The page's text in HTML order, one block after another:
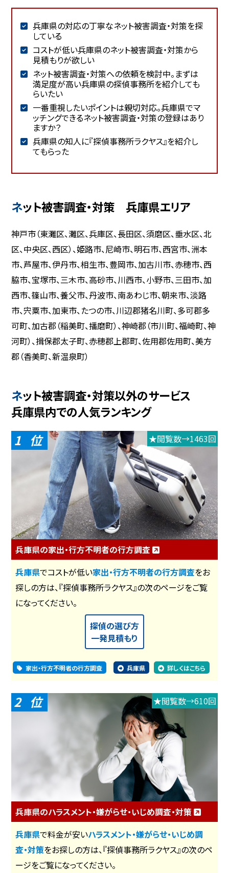
兵庫県の対応の丁寧なネット被害調査・対策を探
している
コストが低い兵庫県のネット被害調査・対策から
見積もりが欲しい
ネット被害調査・対策への依頼を検討中。まずは
満足度が高い兵庫県の探偵事務所を紹介しても
らいたい
一番重視したいポイントは親切対応。兵庫県でマ
ッチングできるネット被害調査・対策の登録はあり
ますか？
兵庫県の知人に『探偵事務所ラクヤス』を紹介し
てもらった
ネット被害調査・対策 兵庫県エリア
神戸市（東灘区、灘区、兵庫区、長田区、須磨区、垂水区、北
区、中央区、西区）、姫路市、尼崎市、明石市、西宮市、洲本
市、芦屋市、伊丹市、相生市、豊岡市、加古川市、赤穂市、西
脇市、宝塚市、三木市、高砂市、川西市、小野市、三田市、加
西市、篠山市、養父市、丹波市、南あわじ市、朝来市、淡路
市、宍粟市、加東市、たつの市、川辺郡猪名川町、多可郡多
可町、加古郡（稲美町、播磨町）、神崎郡（市川町、福崎町、神
河町）、揖保郡太子町、赤穂郡上郡町、佐用郡佐用町、美方
郡（香美町、新温泉町）
ネット被害調査・対策以外のサービス
兵庫県内での人気ランキング
1 ★閲覧数→1463回
兵庫県の家出・行方不明者の行方調査
兵庫県でコストが低い家出・行方不明者の行方調査をお
探しの方は、『探偵事務所ラクヤス』の次のページをご覧
になってください。
探偵の選び方
一発見積もり
家出・行方不明者の行方調査 兵庫県 詳しくはこちら
2 ★閲覧数→610回
兵庫県のハラスメント・嫌がらせ・いじめ調査・対策
兵庫県で料金が安いハラスメント・嫌がらせ・いじめ調
査・対策をお探しの方は、『探偵事務所ラクヤス』の次のペ
ージをご覧になってください。